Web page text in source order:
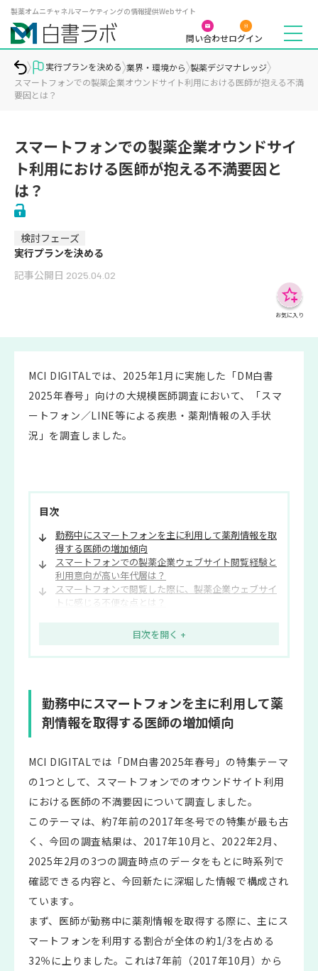
製薬オムニチャネルマーケティングの情報提供Webサイト
問い合わせログイン
実行プランを決める 業界・環境から 製薬デジマナレッジ
スマートフォンでの製薬企業オウンドサイト利用における医師が抱える不満
要因とは？
スマートフォンでの製薬企業オウンドサイ
ト利用における医師が抱える不満要因と
は？
検討フェーズ
実行プランを決める
記事公開日 2025.04.02
お気に入り
MCI DIGITALでは、2025年1月に実施した「DM白書
2025年春号」向けの大規模医師調査において、「スマ
ートフォン／LINE等による疾患・薬剤情報の入手状
況」を調査しました。
目次
勤務中にスマートフォンを主に利用して薬剤情報を取
得する医師の増加傾向
スマートフォンでの製薬企業ウェブサイト閲覧経験と
利用意向が高い年代層は？
スマートフォンで閲覧した際に、製薬企業ウェブサイ
トに感じる不便な点とは？
勤務中にスマートフォンを主に利用して薬
剤情報を取得する医師の増加傾向
MCI DIGITALでは「DM白書2025年春号」の特集テーマ
の1つとして、スマートフォンでのオウンドサイト利用
における医師の不満要因について調査しました。
このテーマは、約7年前の2017年冬号での特集が最も古
く、今回の調査結果は、2017年10月と、2022年2月、
2025年2月の3つの調査時点のデータをもとに時系列で
確認できる内容と、今回新たに深堀した情報で構成され
ています。
まず、医師が勤務中に薬剤情報を取得する際に、主にス
マートフォンを利用する割合が全体の約1/3を占める
32％に上りました。これは7年前（2017年10月）から